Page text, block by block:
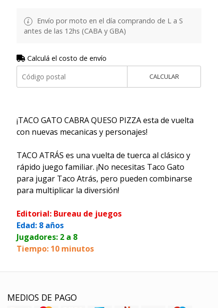
Envío por moto en el día comprando de L a S
antes de las 12hs (CABA y GBA)
Calculá el costo de envío
CALCULAR
¡TACO GATO CABRA QUESO PIZZA esta de vuelta
con nuevas mecanicas y personajes!
TACO ATRÁS es una vuelta de tuerca al clásico y
rápido juego familiar. ¡No necesitas Taco Gato
para jugar Taco Atrás, pero pueden combinarse
para multiplicar la diversión!
Editorial: Bureau de juegos
Edad: 8 años
Jugadores: 2 a 8
Tiempo: 10 minutos
MEDIOS DE PAGO